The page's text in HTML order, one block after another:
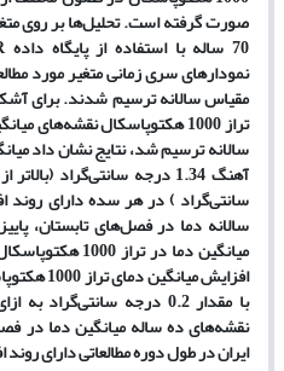
صورت گرفته است. تحلیلها بر روی
70 ساله با استفاده از پایگاه داده
نمودارهای سری زمانی متغیر مورد
مقیاس سالانه ترسیم شدند. برای
تراز 1000 هکتوپاسکال نقشه
سالانه ترسیم شد، نتایج نشان داد
آهنگ 1.34 درجه سانتی
سانتی‌گراد ) در هر سده دارای روند
سالانه دما در فصلهای تابستان،
میانگین دما در
افزایش
با مقدار 0.2 درجه سانتی
نقشههای ده ساله میانگین دما در
ایران درطولدوره مطالعاتی دارای